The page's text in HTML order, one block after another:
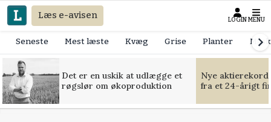
Læs e-avisen LOGIN MENU
Seneste Mest læste Kvæg Grise Planter
Det er en uskik at udlægge et
røgslør om økoproduktion
Nye
fra et 24-årigt